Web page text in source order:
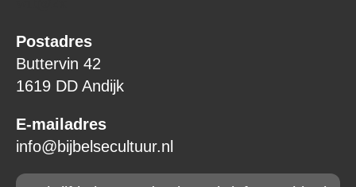
Postadres
Buttervin 42
1619 DD Andijk
E-mailadres
info@bijbelsecultuur.nl
Email